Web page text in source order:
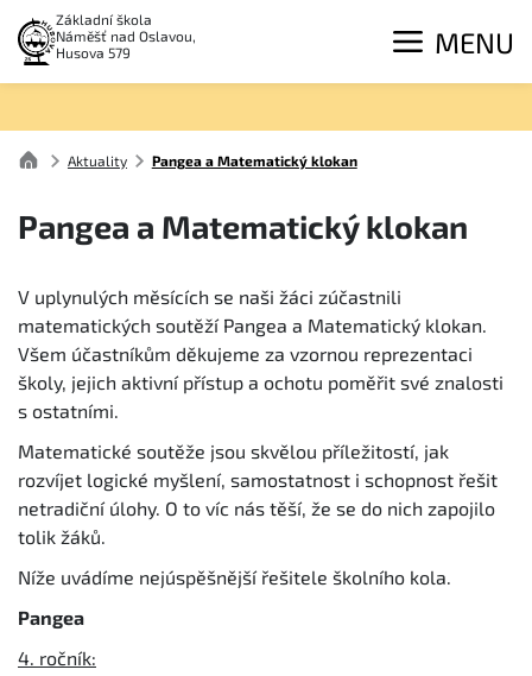
Základní škola
Náměšť nad Oslavou,
Husova 579
MENU
Aktuality Pangea a Matematický klokan
Pangea a Matematický klokan
V uplynulých měsících se naši žáci zúčastnili
matematických soutěží Pangea a Matematický klokan.
Všem účastníkům děkujeme za vzornou reprezentaci
školy, jejich aktivní přístup a ochotu poměřit své znalosti
s ostatními.
Matematické soutěže jsou skvělou příležitostí, jak
rozvíjet logické myšlení, samostatnost i schopnost řešit
netradiční úlohy. O to víc nás těší, že se do nich zapojilo
tolik žáků.
Níže uvádíme nejúspěšnější řešitele školního kola.
Pangea
4. ročník: